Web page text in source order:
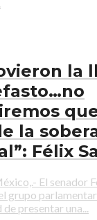
la
la
Félix
El senador
grupo
presentar una...